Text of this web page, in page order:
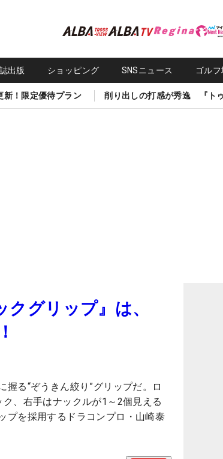
出版 ショッピング SNSニュース ゴル
新！限定優待プラン 削り出しの打感が秀逸 『トゥ
グリップ』は、
る“ぞうきん絞り”グリップだ。ロ
、右手はナックルが1～2個見える
プを採用するドラコンプロ・山崎泰